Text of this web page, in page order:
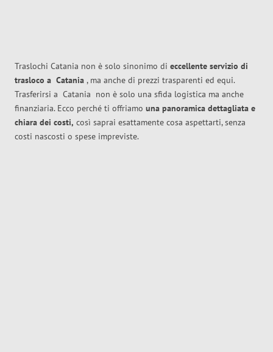
Traslochi Catania non è solo sinonimo di eccellente servizio di
trasloco a Catania , ma anche di prezzi trasparenti ed equi.
Trasferirsi a Catania non è solo una sfida logistica ma anche
finanziaria. Ecco perché ti offriamo una panoramica dettagliata e
chiara dei costi, così saprai esattamente cosa aspettarti, senza
costi nascosti o spese impreviste.